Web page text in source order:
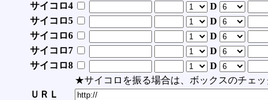
サイコロ4
D
サイコロ5
D
サイコロ6
D
サイコロ7
D
サイコロ8
D
★サイコロを振る場合は、ボックスのチェッ
ＵＲＬ